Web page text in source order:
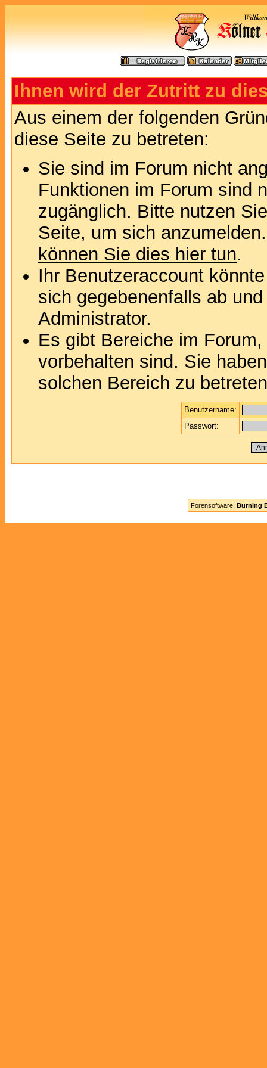
Ihnen wird der Zutritt zu
Aus einem der folgenden
diese Seite zu betreten:
Sie sind im Forum nicht
Funktionen im Forum sind
zugänglich. Bitte nutzen
Seite, um sich
können Sie dies hier tun.
Ihr Benutzeraccount
sich gegebenenfalls ab
Administrator.
Es gibt Bereiche im
vorbehalten sind. Sie
solchen Bereich zu
Benutzername:
Passwort:
Forensoftware: Burning